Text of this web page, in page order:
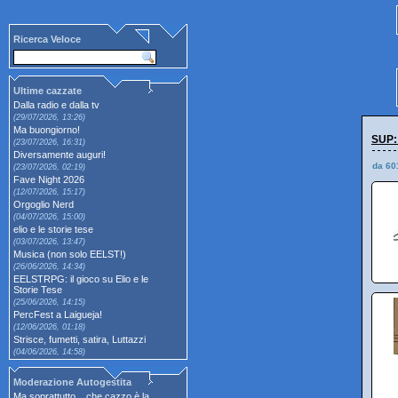
Ricerca Veloce
Ultime cazzate
Dalla radio e dalla tv
(29/07/2026, 13:26)
Ma buongiorno!
(23/07/2026, 16:31)
Diversamente auguri!
(23/07/2026, 02:19)
Fave Night 2026
(12/07/2026, 15:17)
Orgoglio Nerd
(04/07/2026, 15:00)
elio e le storie tese
(03/07/2026, 13:47)
Musica (non solo EELST!)
(26/06/2026, 14:34)
EELSTRPG: il gioco su Elio e le
Storie Tese
(25/06/2026, 14:15)
PercFest a Laigueja!
(12/06/2026, 01:18)
Strisce, fumetti, satira, Luttazzi
(04/06/2026, 14:58)
Moderazione Autogestita
da